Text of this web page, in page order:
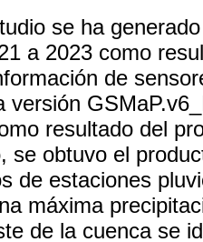
se ha
a 2023 como
de
versión
resultado del
se obtuvo el
de estaciones
máxima
de la cuenca se